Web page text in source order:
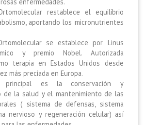
enfermedades.
restablece el equilibrio
aportando los micronutrientes
se establece por Linus
y premio Nobel. Autorizada
terapia en Estados Unidos desde
más preciada en Europa.
principal es la conservación y
de la salud y el mantenimiento de las
( sistema de defensas, sistema
nervioso y regeneración celular) así